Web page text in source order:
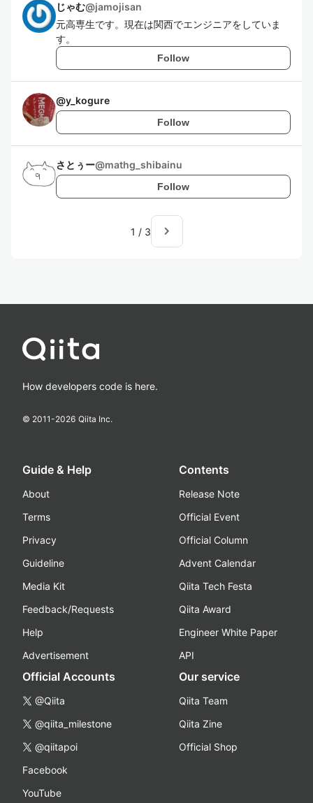
じゃむ@jamojisan
元高専生です。現在は関西でエンジニアをしていま
す。
Follow
@y_kogure
Follow
さとぅー@mathg_shibainu
Follow
1 / 3 navigate_next
How developers code is here.
© 2011-2026 Qiita Inc.
Guide & Help
About
Terms
Privacy
Guideline
Media Kit
Feedback/Requests
Help
Advertisement
Contents
Release Note
Official Event
Official Column
Advent Calendar
Qiita Tech Festa
Qiita Award
Engineer White Paper
API
Official Accounts
@Qiita
@qiita_milestone
@qiitapoi
Facebook
YouTube
Our service
Qiita Team
Qiita Zine
Official Shop